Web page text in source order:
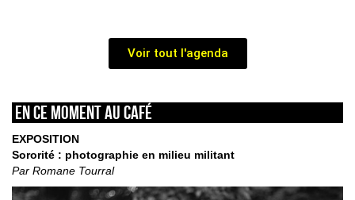
Voir tout l'agenda
En ce moment au café
EXPOSITION
Sororité : photographie en milieu militant
Par Romane Tourral